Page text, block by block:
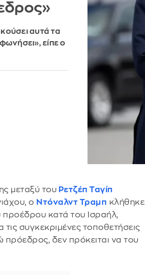
αυτά τα
είπε ο
μεταξύ του Ρετζέπ Ταγίπ
ο Ντόναλντ Τραμπ κλήθηκε
προέδρου κατά του Ισραήλ,
συγκεκριμένες τοποθετήσεις
πρόεδρος, δεν πρόκειται να του